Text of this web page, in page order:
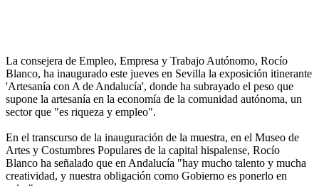
La consejera de Empleo, Empresa y Trabajo Autónomo, Rocío
Blanco, ha inaugurado este jueves en Sevilla la exposición itinerante
'Artesanía con A de Andalucía', donde ha subrayado el peso que
supone la artesanía en la economía de la comunidad autónoma, un
sector que "es riqueza y empleo".
En el transcurso de la inauguración de la muestra, en el Museo de
Artes y Costumbres Populares de la capital hispalense, Rocío
Blanco ha señalado que en Andalucía "hay mucho talento y mucha
creatividad, y nuestra obligación como Gobierno es ponerlo en